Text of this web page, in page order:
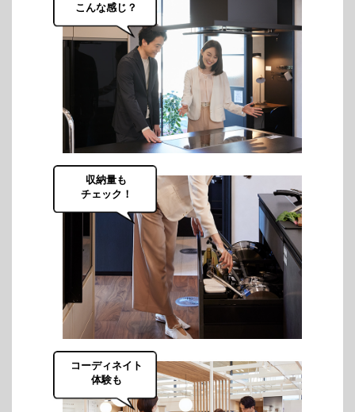
こんな感じ？
収納量も
チェック！
コーディネイト
体験も